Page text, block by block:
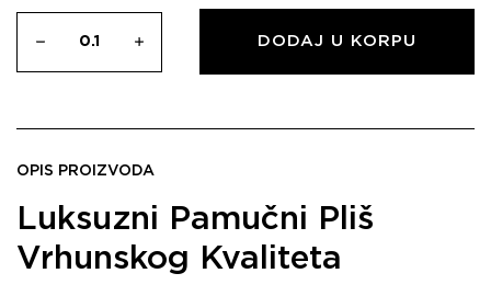
DODAJ U KORPU
OPIS PROIZVODA
Luksuzni Pamučni Pliš
Vrhunskog Kvaliteta